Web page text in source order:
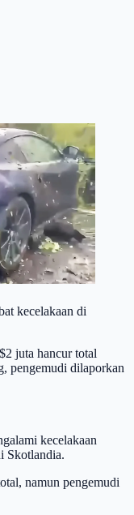
kecelakaan di
juta hancur total
pengemudi dilaporkan
kecelakaan
Skotlandia.
namun pengemudi